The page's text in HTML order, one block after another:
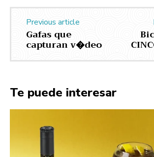
Previous article
Gafas que
capturan v�deo
Te puede interesar